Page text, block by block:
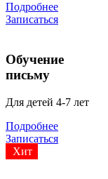
Подробнее
Записаться
Обучение
письму
Для детей 4-7 лет
Подробнее
Записаться
Хит